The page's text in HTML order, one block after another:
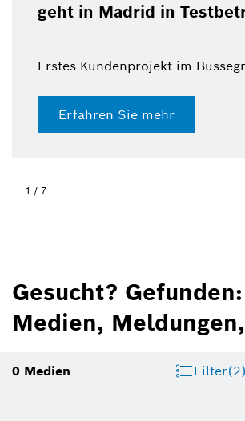
geht in Madrid in
Erstes Kundenprojekt im
Erfahren Sie mehr
1 / 7
Gesucht? Gefunden:
Medien,
0 Medien Filter(2)